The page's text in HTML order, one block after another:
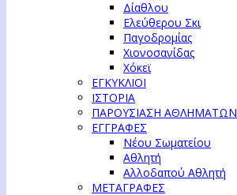
Δίαθλου
Ελεύθερου Σκι
Παγοδρομίας
Χιονοσανίδας
Χόκεϊ
ΕΓΚΥΚΛΙΟΙ
ΙΣΤΟΡΙΑ
ΠΑΡΟΥΣΙΑΣΗ ΑΘΛΗΜΑΤΩΝ
ΕΓΓΡΑΦΕΣ
Νέου Σωματείου
Αθλητή
Αλλοδαπού Αθλητή
ΜΕΤΑΓΡΑΦΕΣ